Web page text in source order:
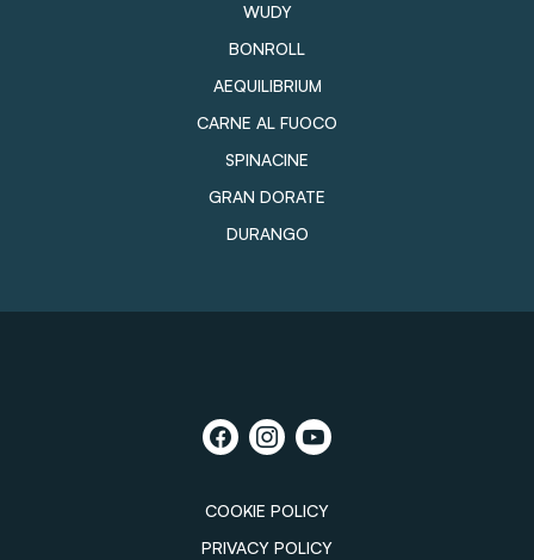
WUDY
BONROLL
AEQUILIBRIUM
CARNE AL FUOCO
SPINACINE
GRAN DORATE
DURANGO
COOKIE POLICY
PRIVACY POLICY